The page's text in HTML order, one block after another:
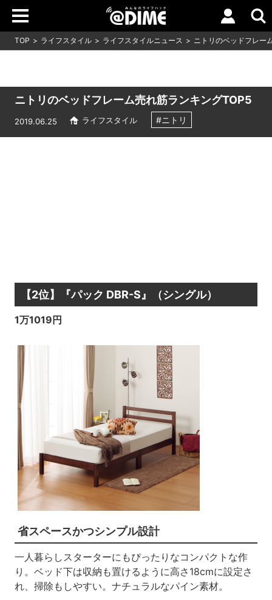
TOP ライフスタイル ライフスタイルニュース ニトリのベッドフレー
ニトリのベッドフレーム売れ筋ランキングTOP5
2019.06.25 ライフスタイル #ニトリ
【2位】『パック DBR-S』（シングル）
1万1019円
省スペースかつシンプル設計
一人暮らしスターターにもぴったりなコンパクトな作
り。ベッド下は収納も置けるように高さ18cmに設定さ
れ、掃除もしやすい。ナチュラルなパイン素材。